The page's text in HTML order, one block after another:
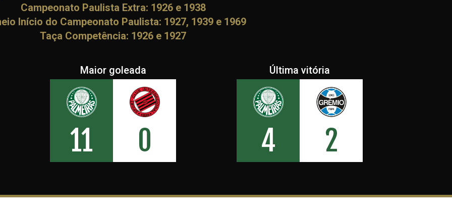
Entrada do Parque Antarctica em 1921
econômica pela qual atravessava, começou a sublocar a área para outras equipes. Foi então que o Palestra Italia, em
ascensão no cenário futebolístico da cidade (havia sido vice-campeão em 1917), ofereceu-se como co-locatário. O contrato
com a Antarctica previa que o América utilizasse a estrutura nas terças, quintas, sábados e domingos de manhã, enquanto o
Palestra (que antes frequentava o campo Rua Major Maragliano, na Vila Mariana) usaria o local nos mesmos dias, porém na
parte da tarde, para treinos e partidas oficiais – a partir de 1919, o mando dos jogos passou a ser dos clubes. Naquele tempo,
o Parque Antarctica tinha capacidade de cerca de 15 mil pessoas na arquibancada de madeira onde hoje fica a Central Oeste
a no barranco onde atualmente se situa a Central Leste.
Não demorou muito e, no dia 27 de abril de 1920, o time de imigrantes italianos fundado em 1914 deu o salto mais importante
de toda a sua história ao efetuar a compra do campo de futebol e de grande parte do terreno do Parque Antarctica por 500
contos de réis, uma verdadeira fortuna à época (equivalente a cerca de R$ 65 milhões – para se ter uma ideia, um terreno de
300 mil metros quadrados na região atualmente custaria em torno de R$ 350 milhões, e vale lembrar que hoje o bairro faz
As condições de pagamento também não eram muito favoráveis: metade à vista (quitadas com o auxílio das Indústrias
Campeonato Paulista Extra: 1926 e 1938
Início do Campeonato Paulista: 1927, 1939 e 1969
Taça Competência: 1926 e 1927
Maior goleada
11 0
Última vitória
4 2